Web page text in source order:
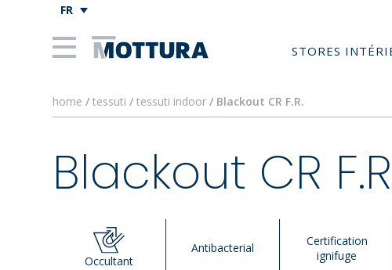
FR
STORES
home /tessuti/tessuti indoor/ Blackout CR F.R.
Blackout CR
Occultant
Antibacterial
Certification
ignifuge